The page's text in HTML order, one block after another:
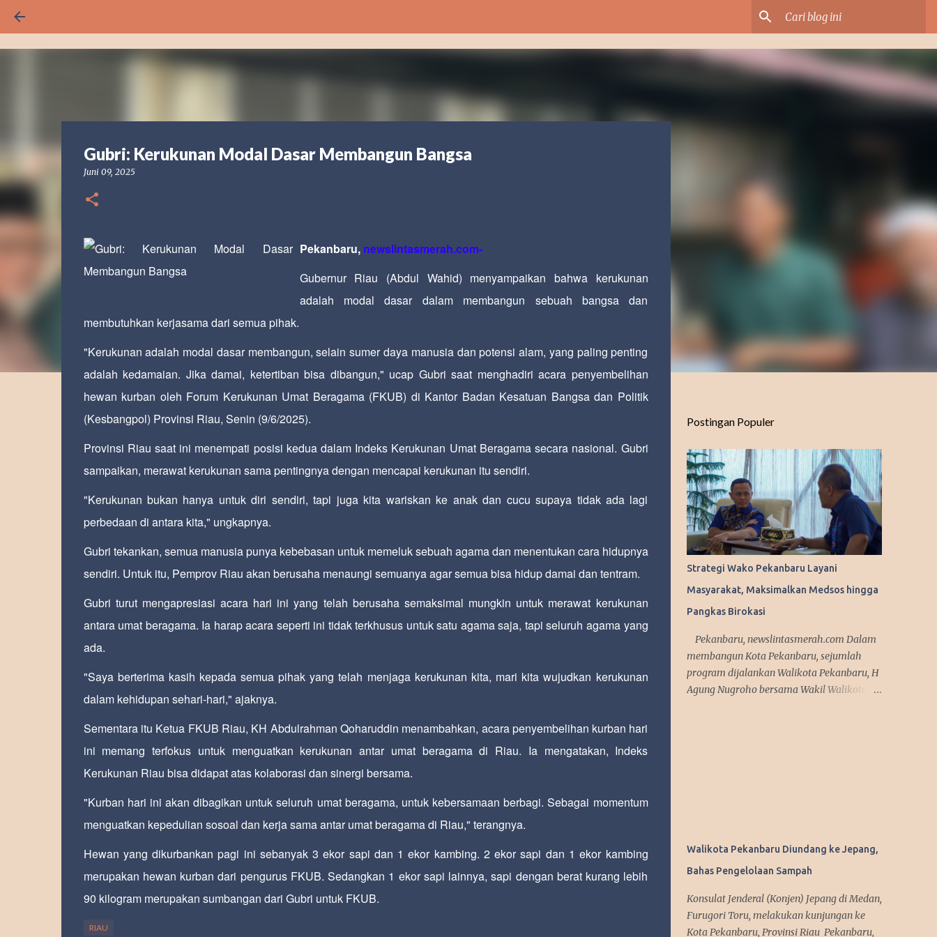
Gubri: Kerukunan Modal Dasar Membangun Bangsa
Juni 09, 2025
Pekanbaru, newslintasmerah.com-
Gubernur Riau (Abdul Wahid) menyampaikan bahwa kerukunan
adalah modal dasar dalam membangun sebuah bangsa dan
membutuhkan kerjasama dari semua pihak.
"Kerukunan adalah modal dasar membangun, selain sumer daya manusia dan potensi alam, yang paling penting
adalah kedamaian. Jika damai, ketertiban bisa dibangun," ucap Gubri saat menghadiri acara penyembelihan
hewan kurban oleh Forum Kerukunan Umat Beragama (FKUB) di Kantor Badan Kesatuan Bangsa dan Politik
(Kesbangpol) Provinsi Riau, Senin (9/6/2025).
Provinsi Riau saat ini menempati posisi kedua dalam Indeks Kerukunan Umat Beragama secara nasional. Gubri
sampaikan, merawat kerukunan sama pentingnya dengan mencapai kerukunan itu sendiri.
"Kerukunan bukan hanya untuk diri sendiri, tapi juga kita wariskan ke anak dan cucu supaya tidak ada lagi
perbedaan di antara kita," ungkapnya.
Gubri tekankan, semua manusia punya kebebasan untuk memeluk sebuah agama dan menentukan cara hidupnya
sendiri. Untuk itu, Pemprov Riau akan berusaha menaungi semuanya agar semua bisa hidup damai dan tentram.
Gubri turut mengapresiasi acara hari ini yang telah berusaha semaksimal mungkin untuk merawat kerukunan
antara umat beragama. Ia harap acara seperti ini tidak terkhusus untuk satu agama saja, tapi seluruh agama yang
ada.
"Saya berterima kasih kepada semua pihak yang telah menjaga kerukunan kita, mari kita wujudkan kerukunan
dalam kehidupan sehari-hari," ajaknya.
Sementara itu Ketua FKUB Riau, KH Abdulrahman Qoharuddin menambahkan, acara penyembelihan kurban hari
ini memang terfokus untuk menguatkan kerukunan antar umat beragama di Riau. Ia mengatakan, Indeks
Kerukunan Riau bisa didapat atas kolaborasi dan sinergi bersama.
"Kurban hari ini akan dibagikan untuk seluruh umat beragama, untuk kebersamaan berbagi. Sebagai momentum
menguatkan kepedulian sosoal dan kerja sama antar umat beragama di Riau," terangnya.
Hewan yang dikurbankan pagi ini sebanyak 3 ekor sapi dan 1 ekor kambing. 2 ekor sapi dan 1 ekor kambing
merupakan hewan kurban dari pengurus FKUB. Sedangkan 1 ekor sapi lainnya, sapi dengan berat kurang lebih
90 kilogram merupakan sumbangan dari Gubri untuk FKUB.
RIAU
Postingan Populer
Strategi Wako Pekanbaru Layani
Masyarakat, Maksimalkan Medsos hingga
Pangkas Birokasi
Pekanbaru, newslintasmerah.com Dalam
membangun Kota Pekanbaru, sejumlah
program dijalankan Walikota Pekanbaru, H
Agung Nugroho bersama Wakil Walikota, H
adiministrasi kependudukan lainnya," urai
Agung. Srategi dalam memanfaatkan media
membantu dalam menyampaikan
informasi dan kebijakan kepada publik
Walikota Pekanbaru Diundang ke Jepang,
Bahas Pengelolaan Sampah
Konsulat Jenderal (Konjen) Jepang di Medan,
Furugori Toru, melakukan kunjungan ke
Kota Pekanbaru, Provinsi Riau Pekanbaru,